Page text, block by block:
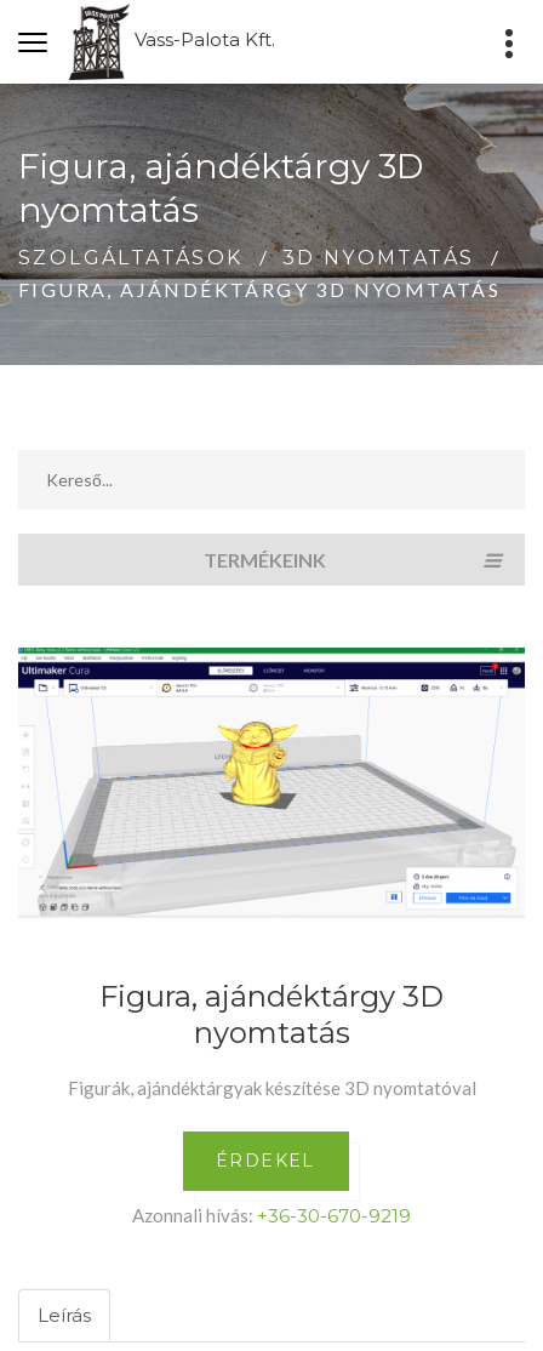
Vass-Palota Kft.
Figura, ajándéktárgy 3D
nyomtatás
SZOLGÁLTATÁSOK
3D NYOMTATÁS
FIGURA, AJÁNDÉKTÁRGY 3D NYOMTATÁS
TERMÉKEINK
Figura, ajándéktárgy 3D
nyomtatás
Figurák, ajándéktárgyak készítése 3D nyomtatóval
ÉRDEKEL
Azonnali hívás: +36-30-670-9219
Leírás